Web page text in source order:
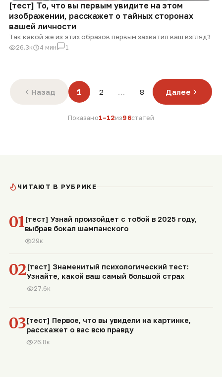
[тест] То, что вы первым увидите на этом
изображении, расскажет о тайных сторонах
вашей личности
Так какой же из этих образов первым захватил ваш взгляд?
26.3к 4 мин 1
Назад 1 2 … 8 Далее
Показано1–12из96статей
ЧИТАЮТ В РУБРИКЕ
01[тест] Узнай произойдет с тобой в 2025 году,
выбрав бокал шампанского
29к
02[тест] Знаменитый психологический тест:
Узнайте, какой ваш самый большой страх
27.6к
03[тест] Первое, что вы увидели на картинке,
расскажет о вас всю правду
26.8к